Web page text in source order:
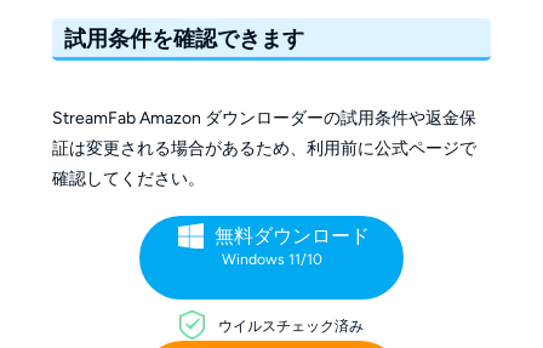
試用条件を確認できます
StreamFab Amazon ダウンローダーの試用条件や返金保
証は変更される場合があるため、利用前に公式ページで
確認してください。
無料ダウンロード
Windows 11/10
ウイルスチェック済み